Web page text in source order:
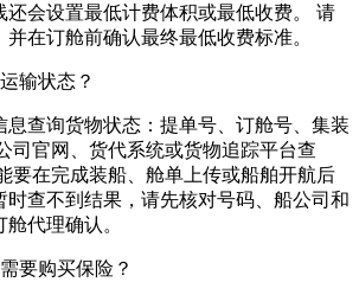
还会设置最低计费体积或最低收费。 请
在订舱前确认最终最低收费标准。
输状态？
息查询货物状态：提单号、订舱号、集装
司官网、货代系统或货物追踪平台查
要在完成装船、舱单上传或船舶开航后
时查不到结果，请先核对号码、船公司和
代理确认。
要购买保险？